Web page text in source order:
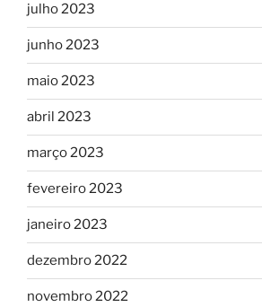
julho 2023
junho 2023
maio 2023
abril 2023
março 2023
fevereiro 2023
janeiro 2023
dezembro 2022
novembro 2022